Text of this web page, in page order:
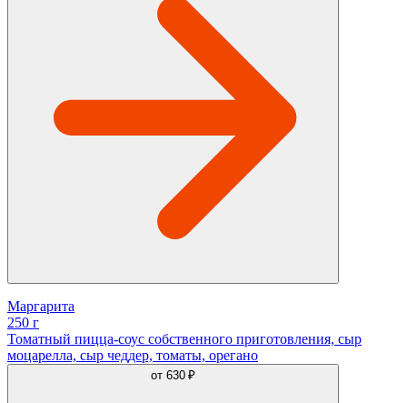
Маргарита
250 г
Томатный пицца-соус собственного приготовления, сыр
моцарелла, сыр чеддер, томаты, орегано
от 630 ₽